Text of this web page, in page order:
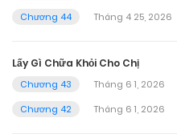
Chương 44
Tháng 4 25, 2026
Lấy Gì Chữa Khỏi Cho Chị
Chương 43
Tháng 6 1, 2026
Chương 42
Tháng 6 1, 2026